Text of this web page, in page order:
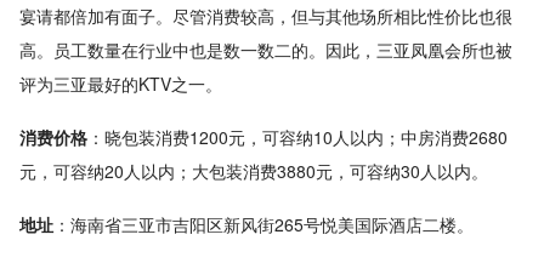
宴请都倍加有面子。尽管消费较高，但与其他场所相比性价比也很
高。员工数量在行业中也是数一数二的。因此，三亚凤凰会所也被
评为三亚最好的KTV之一。
消费价格 ：晓包装消费1200元，可容纳10人以内；中房消费2680
元，可容纳20人以内；大包装消费3880元，可容纳30人以内。
地址 ：海南省三亚市吉阳区新风街265号悦美国际酒店二楼。